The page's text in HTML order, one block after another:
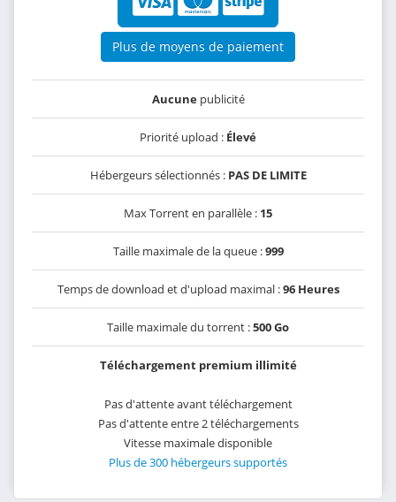
Plus de moyens de paiement
Aucunepublicité
Priorité upload : Élevé
Hébergeurs sélectionnés : PAS DE LIMITE
Max Torrent en parallèle : 15
Taille maximale de la queue :999
Temps de download et d'upload maximal :96 Heures
Taille maximale du torrent :500 Go
Téléchargement premium illimité
Pas d'attente avant téléchargement
Pas d'attente entre 2 téléchargements
Vitesse maximale disponible
Plus de 300 hébergeurs supportés